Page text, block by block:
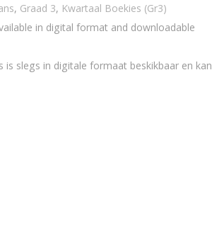
, Graad 3, Kwartaal Boekies (Gr3)
in digital format and downloadable
is slegs in digitale formaat beskikbaar en kan